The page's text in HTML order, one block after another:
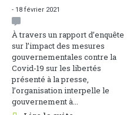
- 18 février 2021
À travers un rapport d’enquête
sur l’impact des mesures
gouvernementales contre la
Covid-19 sur les libertés
présenté à la presse,
l’organisation interpelle le
gouvernement à...